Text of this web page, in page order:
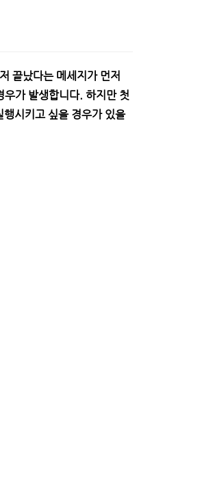
끝났다는 메세지가 먼저
가 발생합니다. 하지만 첫
시키고 싶을 경우가 있을